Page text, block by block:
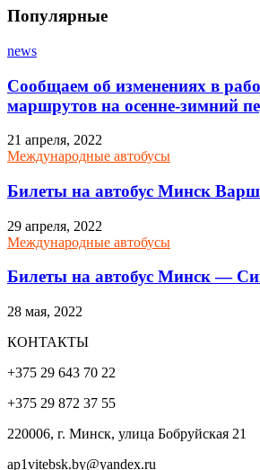
Популярные
news
Сообщаем об изменениях в
маршрутов на осенне-зимний
21 апреля, 2022
Международные автобусы
Билеты на автобус Минск
29 апреля, 2022
Международные автобусы
Билеты на автобус Минск —
28 мая, 2022
КОНТАКТЫ
+375 29 643 70 22
+375 29 872 37 55
220006, г. Минск, улица Бобруйская 21
ap1vitebsk.by@yandex.ru